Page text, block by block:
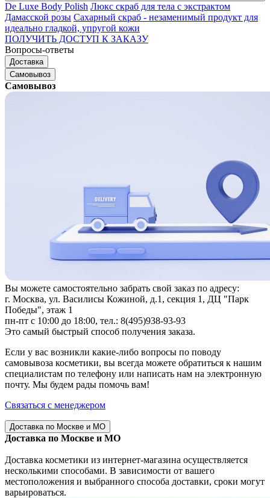
De Luxe Body Polish Люкс скраб для тела с экстрактом
Дамасской розы Сахарный скраб - незаменимый продукт для
идеально гладкой, упругой кожи
ПОЛУЧИТЬ ДОСТУП К ЗАКАЗУ
Вопросы-ответы
Доставка
Самовывоз
Самовывоз
Вы можете самостоятельно забрать свой заказ по адресу:
г. Москва, ул. Василисы Кожиной, д.1, секция 1, ДЦ "Парк
Победы", этаж 1
пн-пт с 10:00 до 18:00, тел.: 8(495)938-93-93
Это самый быстрый способ получения заказа.
Если у вас возникли какие-либо вопросы по поводу
самовывоза косметики, вы всегда можете обратиться к нашим
специалистам по телефону или написать нам на электронную
почту. Мы будем рады помочь вам!
Связаться с менеджером
Доставка по Москве и МО
Доставка по Москве и МО
Доставка косметики из интернет-магазина осуществляется
несколькими способами. В зависимости от вашего
местоположения и выбранного способа доставки, сроки могут
варьироваться.